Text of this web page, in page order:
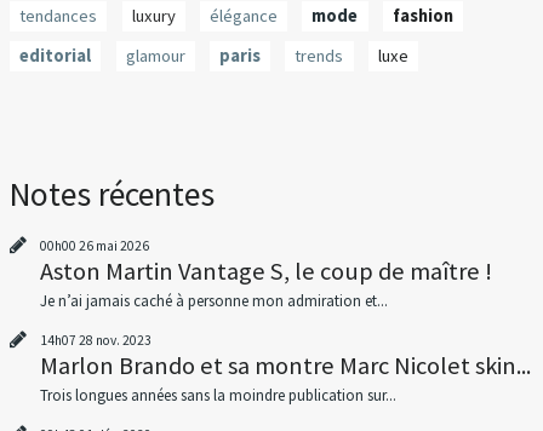
tendances luxury élégance mode
fashion
editorial
glamour paris trends luxe
Notes récentes
00h00 26 mai 2026
Aston Martin Vantage S, le coup de maître !
Je n’ai jamais caché à personne mon admiration et...
14h07 28 nov. 2023
Marlon Brando et sa montre Marc Nicolet skin...
Trois longues années sans la moindre publication sur...